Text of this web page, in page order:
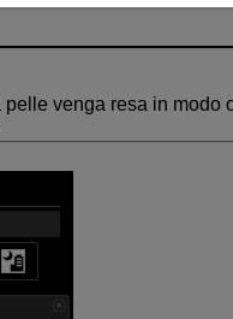
pelle venga resa in modo